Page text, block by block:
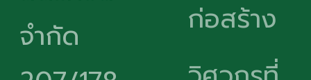
จำกัด
ก่อสร้าง